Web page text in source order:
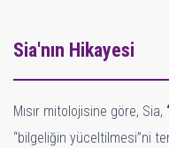
Sia'nın Hikayesi
Mısır mitolojisine göre, Sia,
“bilgeliğin yüceltilmesi”ni